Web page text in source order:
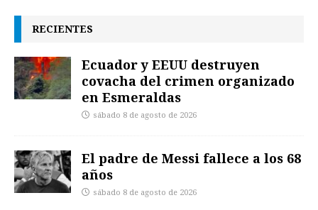
RECIENTES
Ecuador y EEUU destruyen
covacha del crimen organizado
en Esmeraldas
sábado 8 de agosto de 2026
El padre de Messi fallece a los 68
años
sábado 8 de agosto de 2026